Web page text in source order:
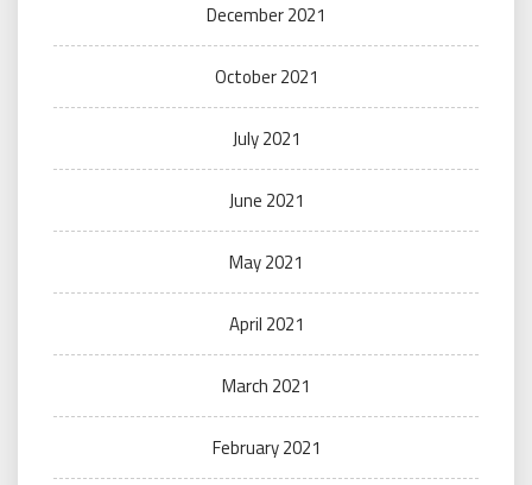
December 2021
October 2021
July 2021
June 2021
May 2021
April 2021
March 2021
February 2021